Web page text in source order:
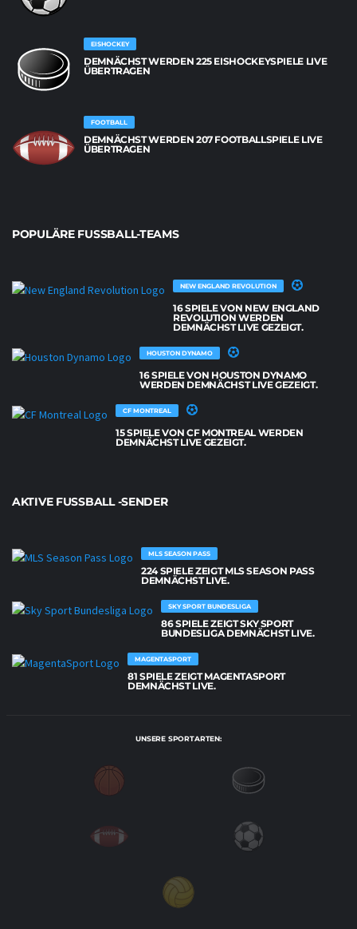
EISHOCKEY
DEMNÄCHST WERDEN 225 EISHOCKEYSPIELE LIVE
ÜBERTRAGEN
FOOTBALL
DEMNÄCHST WERDEN 207 FOOTBALLSPIELE LIVE
ÜBERTRAGEN
POPULÄRE FUSSBALL-TEAMS
NEW ENGLAND REVOLUTION
16 SPIELE VON NEW ENGLAND
REVOLUTION WERDEN
DEMNÄCHST LIVE GEZEIGT.
HOUSTON DYNAMO
16 SPIELE VON HOUSTON DYNAMO
WERDEN DEMNÄCHST LIVE GEZEIGT.
CF MONTREAL
15 SPIELE VON CF MONTREAL WERDEN
DEMNÄCHST LIVE GEZEIGT.
AKTIVE FUSSBALL -SENDER
MLS SEASON PASS
224 SPIELE ZEIGT MLS SEASON PASS
DEMNÄCHST LIVE.
SKY SPORT BUNDESLIGA
86 SPIELE ZEIGT SKY SPORT
BUNDESLIGA DEMNÄCHST LIVE.
MAGENTASPORT
81 SPIELE ZEIGT MAGENTASPORT
DEMNÄCHST LIVE.
UNSERE SPORTARTEN: